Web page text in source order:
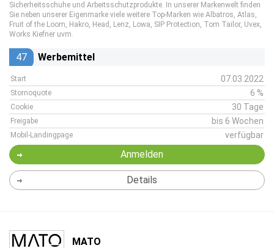
Sicherheitsschuhe und Arbeitsschutzprodukte. In unserer Markenwelt finden
Sie neben unserer Eigenmarke viele weitere Top-Marken wie Albatros, Atlas,
Fruit of the Loom, Hakro, Head, Lenz, Lowa, SIP Protection, Tom Tailor, Uvex,
Works Kiefner uvm.
47 Werbemittel
Start 07.03.2022
Stornoquote 6 %
Cookie 30 Tage
Freigabe bis 6 Wochen
Mobil-Landingpage verfügbar
Anmelden
Details
MATO